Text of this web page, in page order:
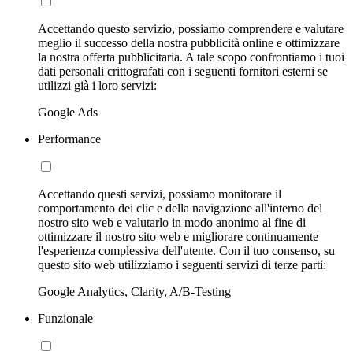
Accettando questo servizio, possiamo comprendere e valutare
meglio il successo della nostra pubblicità online e ottimizzare
la nostra offerta pubblicitaria. A tale scopo confrontiamo i tuoi
dati personali crittografati con i seguenti fornitori esterni se
utilizzi già i loro servizi:
Google Ads
Performance
Accettando questi servizi, possiamo monitorare il
comportamento dei clic e della navigazione all'interno del
nostro sito web e valutarlo in modo anonimo al fine di
ottimizzare il nostro sito web e migliorare continuamente
l'esperienza complessiva dell'utente. Con il tuo consenso, su
questo sito web utilizziamo i seguenti servizi di terze parti:
Google Analytics, Clarity, A/B-Testing
Funzionale